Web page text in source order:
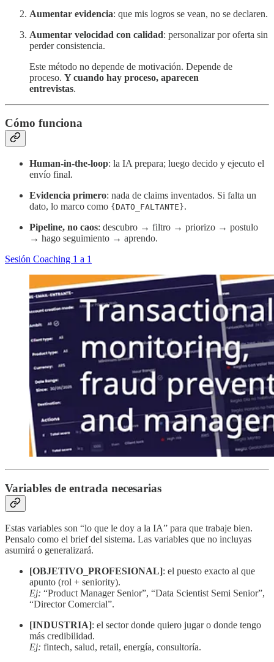
Aumentar evidencia: que mis logros se vean, no se declaren.
Aumentar velocidad con calidad: personalizar por oferta sin
perder consistencia.
Este método no depende de motivación. Depende de
proceso. Y cuando hay proceso, aparecen
entrevistas.
Cómo funciona
Human-in-the-loop: la IA prepara; luego decido y ejecuto el
envío final.
Evidencia primero: nada de claims inventados. Si falta un
dato, lo marco como {DATO_FALTANTE}.
Pipeline, no caos: descubro → filtro → priorizo → postulo
→ hago seguimiento → aprendo.
Sesión Coaching 1 a 1
Variables de entrada necesarias
Estas variables son “lo que le doy a la IA” para que trabaje bien.
Pensalo como el brief del sistema. Las variables que no incluyas
asumirá o generalizará.
[OBJETIVO_PROFESIONAL]: el puesto exacto al que
apunto (rol + seniority).
Ej: “Product Manager Senior”, “Data Scientist Semi Senior”,
“Director Comercial”.
[INDUSTRIA]: el sector donde quiero jugar o donde tengo
más credibilidad.
Ej: fintech, salud, retail, energía, consultoría.